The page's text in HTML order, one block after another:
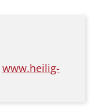
www.heilig-